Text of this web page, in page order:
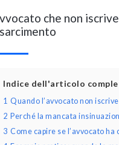
che non
Indice dell'articolo
1 Quando l’avvocato non
2 Perché la mancata
3 Come capire se l’avvocato